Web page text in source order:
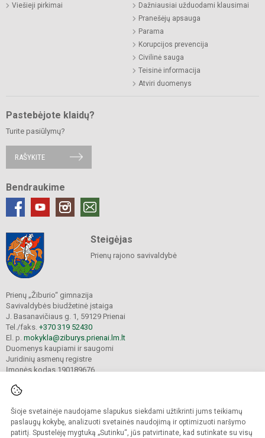
Šioje svetainėje naudojame slapukus siekdami užtikrinti jums teikiamų
paslaugų kokybę, analizuoti svetainės naudojimą ir optimizuoti naršymo
patirtį. Spustelėję mygtuką „Sutinku“, jūs patvirtinate, kad sutinkate su visų
Viešieji pirkimai
Dažniausiai užduodami klausimai
Pranešėjų apsauga
Parama
Korupcijos prevencija
Civilinė sauga
Teisinė informacija
Atviri duomenys
Pastebėjote klaidų?
Turite pasiūlymų?
RAŠYKITE
Bendraukime
Steigėjas
Prienų rajono savivaldybė
Prienų „Žiburio“ gimnazija
Savivaldybės biudžetinė įstaiga
J. Basanavičiaus g. 1, 59129 Prienai
Tel./faks. +370 319 52430
El. p. mokykla@ziburys.prienai.lm.lt
Duomenys kaupiami ir saugomi
Juridinių asmenų registre
Įmonės kodas 190189676
© 2023 Prienų "Žiburio" gimnazija. Visos teisės saugomos.
Kopijuoti turinį be raštiško gimnazijos sutikimo griežtai draudžiama.